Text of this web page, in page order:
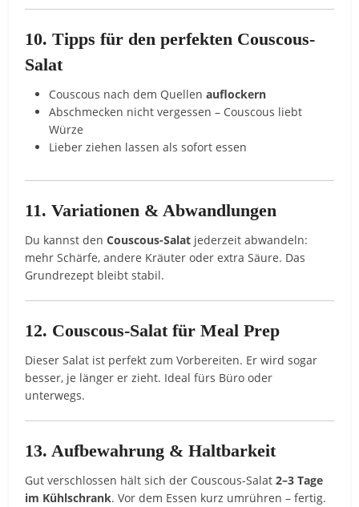
10. Tipps für den perfekten Couscous-
Salat
Couscous nach dem Quellenauflockern
Abschmecken nicht vergessen – Couscous liebt
Würze
Lieber ziehen lassen als sofort essen
11. Variationen & Abwandlungen
Du kannst denCouscous-Salat jederzeit abwandeln:
mehr Schärfe, andere Kräuter oder extra Säure. Das
Grundrezept bleibt stabil.
12. Couscous-Salat für Meal Prep
Dieser Salat ist perfekt zum Vorbereiten. Er wird sogar
besser, je länger er zieht. Ideal fürs Büro oder
unterwegs.
13. Aufbewahrung & Haltbarkeit
Gut verschlossen hält sich der Couscous-Salat2–3 Tage
im Kühlschrank. Vor dem Essen kurz umrühren – fertig.